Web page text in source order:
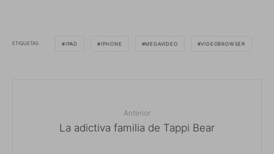
ETIQUETAS IPAD IPHONE MEGAVIDEO VIDEOBROWSER
Anterior
La adictiva familia de Tappi Bear